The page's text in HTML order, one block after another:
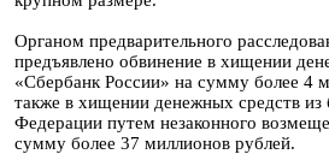
Органом предварительного
предъявлено обвинение в хищении
«Сбербанк России» на сумму более 4
также в хищении денежных средств из
Федерации путем незаконного
сумму более 37 миллионов рублей.